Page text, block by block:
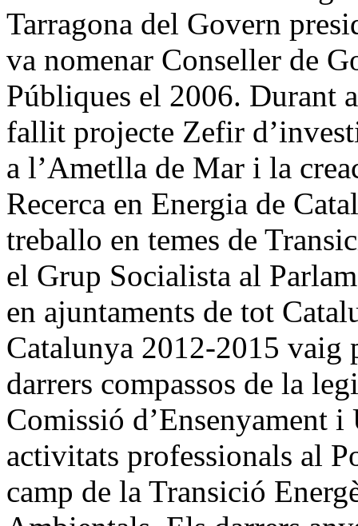
Tarragona del Govern
va nomenar Conseller de
Públiques el 2006. Durant
fallit projecte Zefir
a l’Ametlla de Mar i la
Recerca en Energia de
treballo en temes de
el Grup Socialista al
en ajuntaments de tot
Catalunya 2012-2015 vaig
darrers compassos de la
Comissió d’Ensenyament
activitats professionals al
camp de la Transició